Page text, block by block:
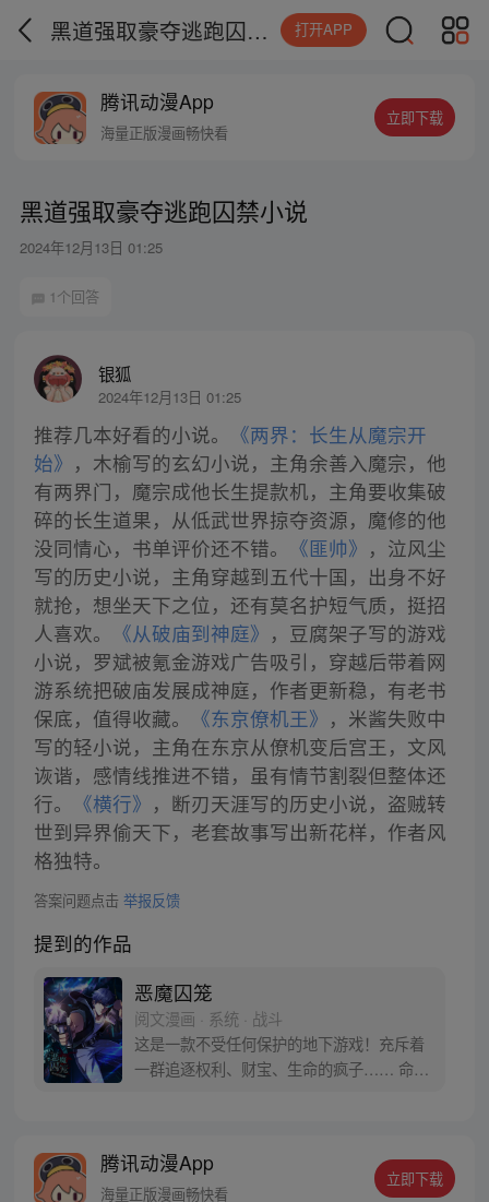
黑道强取豪夺逃跑囚禁小说 打开APP
腾讯动漫App
海量正版漫画畅快看
立即下载
黑道强取豪夺逃跑囚禁小说
2024年12月13日 01:25
1个回答
银狐
2024年12月13日 01:25
推荐几本好看的小说。
《两界：长生从魔宗开
始》 ，木榆写的玄幻小说，主角余善入魔宗，他
有两界门，魔宗成他长生提款机，主角要收集破
碎的长生道果，从低武世界掠夺资源，魔修的他
没同情心，书单评价还不错。
《匪帅》 ，泣风尘
写的历史小说，主角穿越到五代十国，出身不好
就抢，想坐天下之位，还有莫名护短气质，挺招
人喜欢。
《从破庙到神庭》 ，豆腐架子写的游戏
小说，罗斌被氪金游戏广告吸引，穿越后带着网
游系统把破庙发展成神庭，作者更新稳，有老书
保底，值得收藏。
《东京僚机王》 ，米酱失败中
写的轻小说，主角在东京从僚机变后宫王，文风
诙谐，感情线推进不错，虽有情节割裂但整体还
行。
《横行》 ，断刃天涯写的历史小说，盗贼转
世到异界偷天下，老套故事写出新花样，作者风
格独特。
答案问题点击 举报反馈
提到的作品
恶魔囚笼
阅文漫画 · 系统 · 战斗
这是一款不受任何保护的地下游戏！充斥着
一群追逐权利、财宝、生命的疯子…… 命不
腾讯动漫App
海量正版漫画畅快看
立即下载